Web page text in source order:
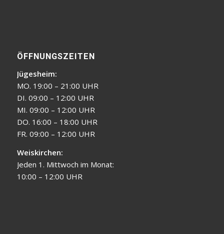
ÖFFNUNGSZEITEN
Jügesheim:
MO. 19:00 – 21:00 UHR
DI. 09:00 – 12:00 UHR
MI. 09:00 – 12:00 UHR
DO. 16:00 – 18:00 UHR
FR. 09:00 – 12:00 UHR
Weiskirchen:
Jeden 1. Mittwoch im Monat:
10:00 – 12:00 UHR